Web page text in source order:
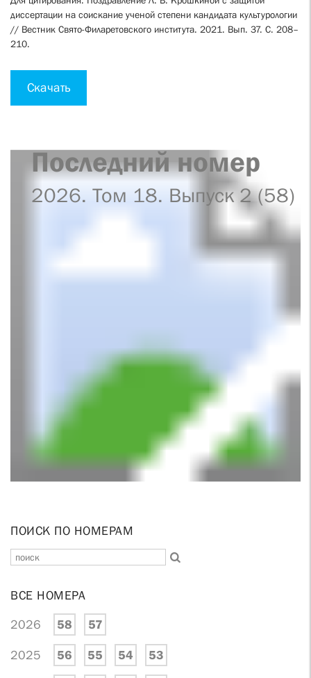
диссертации на соискание ученой степени кандидата культурологии
// Вестник Свято-Филаретовского института. 2021. Вып. 37. С. 208–
210.
Скачать
Последний номер
2026. Том 18. Выпуск 2 (58)
ПОИСК ПО НОМЕРАМ
ВСЕ НОМЕРА
2026 58 57
2025 56 55 54 53